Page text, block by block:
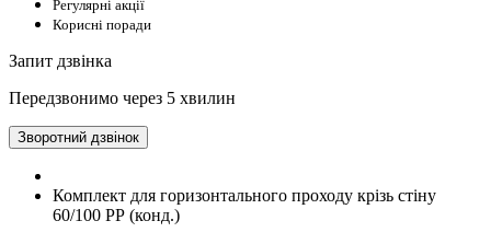
Регулярні акції
Корисні поради
Запит дзвінка
Передзвонимо через 5 хвилин
Зворотний дзвінок
Комплект для горизонтального проходу крізь стіну
60/100 РР (конд.)